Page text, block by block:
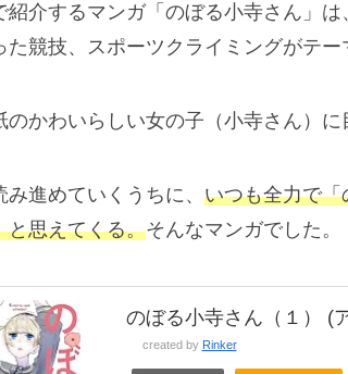
紹介するマンガ「のぼる小寺さん」
た競技、スポーツクライミングがテー
のかわいらしい女の子（小寺さん）に
み進めていくうちに、 いつも全力で
と思えてくる。そんなマンガでした。
のぼる小寺さん（１） (
created by Rinker